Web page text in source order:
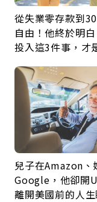
從失業零存款到
自由！他終於明
投入這3件事，才
兒子在Amazon、
Google，他卻開
離開美國前的人